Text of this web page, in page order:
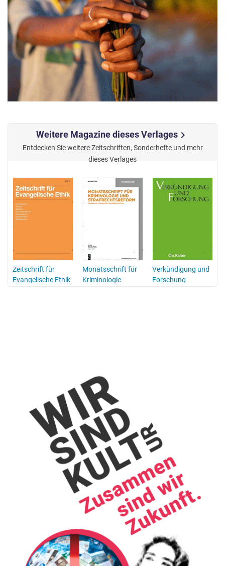
Weitere Magazine dieses Verlageschevron_right
Entdecken Sie weitere Zeitschriften, Sonderhefte und mehr
dieses Verlages
Zeitschrift für
Evangelische Ethik
Monatsschrift für
Kriminologie
Verkündigung und
Forschung